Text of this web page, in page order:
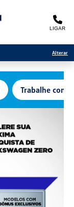
LIGAR
Alterar
Trabalhe